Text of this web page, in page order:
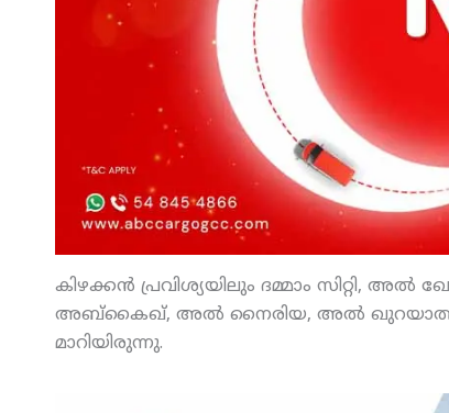
കിഴക്കന്‍ പ്രവിശ്യയിലും ദമ്മാം
അബ്‌കൈഖ്, അല്‍ നൈരിയ, അല്‍ ഖുറയാത്ത്,
മാറിയിരുന്നു.